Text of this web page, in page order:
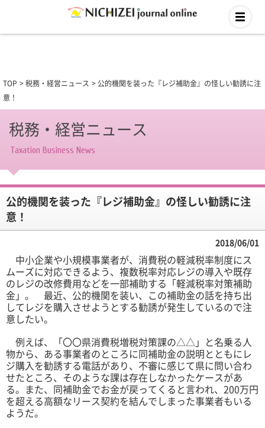
TOP 税務・経営ニュース
公的機関を装った『レジ補助金』の怪しい勧誘に注
意！
税務・経営ニュース
Taxation Business News
公的機関を装った『レジ補助金』の怪しい勧誘に注
意！
2018/06/01
中小企業や小規模事業者が、消費税の軽減税率制度にス
ムーズに対応できるよう、複数税率対応レジの導入や既存
のレジの改修費用などを一部補助する「軽減税率対策補助
金」。 最近、公的機関を装い、この補助金の話を持ち出
してレジを購入させようとする勧誘が発生しているので注
意したい。
例えば、「〇〇県消費税増税対策課の△△」と名乗る人
物から、ある事業者のところに同補助金の説明とともにレ
ジ購入を勧誘する電話があり、不審に感じて県に問い合わ
せたところ、そのような課は存在しなかったケースがあ
る。また、同補助金でお金が戻ってくると言われ、200万円
を超える高額なリース契約を結んでしまった事業者もいる
ようだ。